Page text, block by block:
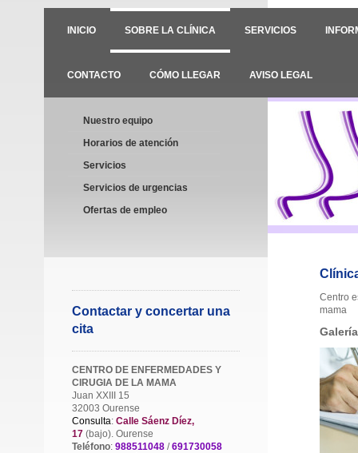
INICIO SOBRE LA CLÍNICA SERVICIOS
CONTACTO CÓMO LLEGAR AVISO LEGAL
Nuestro equipo
Horarios de atención
Servicios
Servicios de urgencias
Ofertas de empleo
Contactar y concertar una
cita
CENTRO DE ENFERMEDADES Y
CIRUGIA DE LA MAMA
Juan XXIII 15
32003 Ourense
Consulta: Calle Sáenz Díez,
17 (bajo). Ourense
Teléfono: 988511048 / 691730058
Centro
mama